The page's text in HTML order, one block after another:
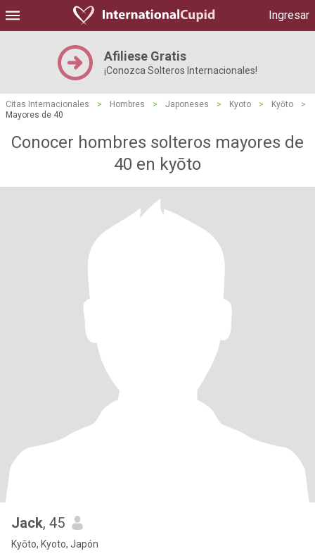
Ingresar
Afiliese Gratis
¡Conozca Solteros Internacionales!
Citas Internacionales > Hombres > Japoneses > Kyoto > Kyōto
>
Mayores de 40
Conocer hombres solteros mayores de
40 en kyōto
Jack, 45
Kyōto, Kyoto, Japón